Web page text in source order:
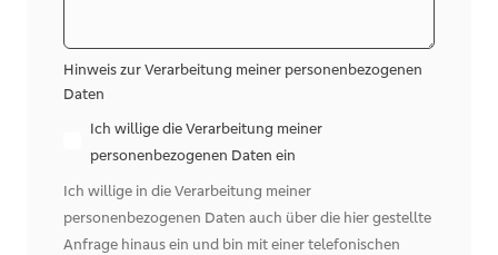
Hinweis zur Verarbeitung meiner personenbezogenen
Daten
Ich willige die Verarbeitung meiner
personenbezogenen Daten ein
Ich willige in die Verarbeitung meiner
personenbezogenen Daten auch über die hier gestellte
Anfrage hinaus ein und bin mit einer telefonischen